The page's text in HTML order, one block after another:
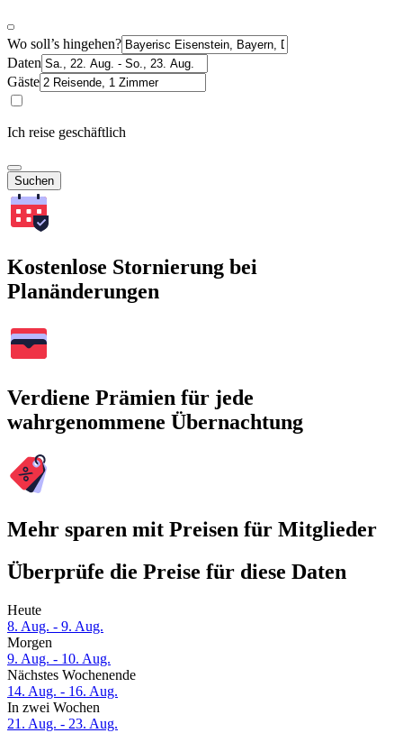
Wo soll’s hingehen?
Daten
Gäste
Ich reise geschäftlich
Suchen
Kostenlose Stornierung bei
Planänderungen
Verdiene Prämien für jede
wahrgenommene Übernachtung
Mehr sparen mit Preisen für Mitglieder
Überprüfe die Preise für diese Daten
Heute
8. Aug. - 9. Aug.
Morgen
9. Aug. - 10. Aug.
Nächstes Wochenende
14. Aug. - 16. Aug.
In zwei Wochen
21. Aug. - 23. Aug.